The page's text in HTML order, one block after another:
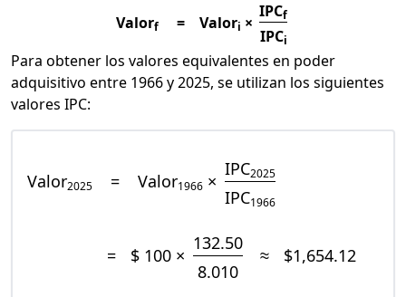
Valorf = Valori ×
IPCf
IPCi
Para obtener los valores equivalentes en poder
adquisitivo entre 1966 y 2025, se utilizan los siguientes
valores IPC:
Valor2025 = Valor1966 ×
IPC2025
IPC1966
= $ 100 ×
132.50
8.010
≈ $1,654.12